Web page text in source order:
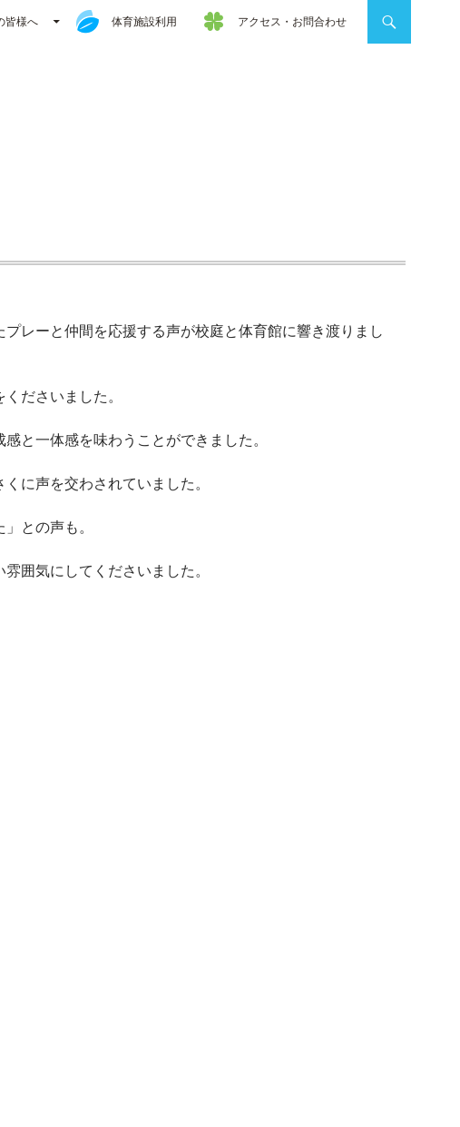
皆様へ 体育施設利用 アクセス・お問合わせ
レーと仲間を応援する声が校庭と体育館に響き渡りまし
ださいました。
と一体感を味わうことができました。
に声を交わされていました。
との声も。
囲気にしてくださいました。